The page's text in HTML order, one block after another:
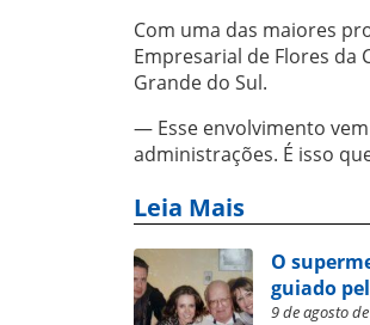
Com uma das maiores
Empresarial de Flores da
Grande do Sul.
— Esse envolvimento
administrações. É isso
Leia Mais
O
guiado
9 de agosto